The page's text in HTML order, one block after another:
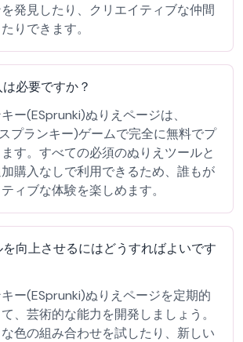
発見したり、クリエイティブな仲間
りできます。
必要ですか？
ー(ESprunki)ぬりえページは、
プランキー)ゲームで完全に無料でプ
す。すべての必須のぬりえツールと
購入なしで利用できるため、誰もが
ィブな体験を楽しめます。
向上させるにはどうすればよいです
ー(ESprunki)ぬりえページを定期的
、芸術的な能力を開発しましょう。
色の組み合わせを試したり、新しい